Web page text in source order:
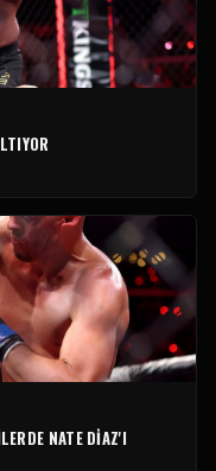
NATE DIAZ'I